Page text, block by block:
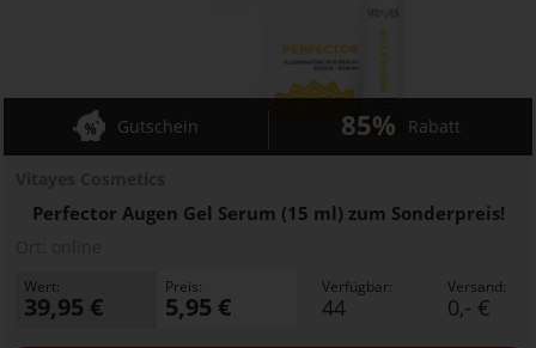
Perfector Augen Gel Serum (15 ml) zum Sonderpreis!
Gutschein 85% Rabatt
Wert:
39,95 €
Preis:
5,95 €
Verfügbar:
44
Versand:
0,- €